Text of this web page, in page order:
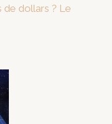
de dollars ? Le